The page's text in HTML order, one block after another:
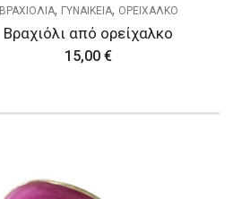
ΒΡΑΧΙΟΛΙΑ, ΓΥΝΑΙΚΕΙΑ, ΟΡΕΙΧΑΛΚΟ
Βραχιόλι από ορείχαλκο
15,00€